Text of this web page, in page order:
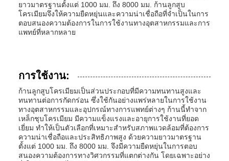
ยาวมาตรฐานตั้งแต่ 1000 มม. ถึง 8000 มม. ก้านลูกสูบ
โครเมียมจึงให้ความยืดหยุ่นและความน่าเชื่อถือที่จำเป็นในการ
ตอบสนองความต้องการในการใช้งานทางอุตสาหกรรมและการ
แพทย์ที่หลากหลาย
การใช้งาน:
ก้านลูกสูบโครเมียมเป็นส่วนประกอบที่มีความทนทานสูงและ
ทนทานต่อการกัดกร่อน ซึ่งใช้กันอย่างแพร่หลายในการใช้งาน
ทางอุตสาหกรรมและอุปกรณ์ทางการแพทย์ต่างๆ ก้านนี้ทำจาก
เหล็กชุบโครเมียม มีความแข็งแรงและอายุการใช้งานที่ยอด
เยี่ยม ทำให้เป็นตัวเลือกที่เหมาะสำหรับสภาพแวดล้อมที่ต้องการ
ความน่าเชื่อถือและประสิทธิภาพสูง ด้วยความยาวมาตรฐาน
ตั้งแต่ 1000 มม. ถึง 8000 มม. จึงมีความยืดหยุ่นในการตอบ
สนองความต้องการทางวิศวกรรมที่แตกต่างกัน โดยเฉพาะอย่าง